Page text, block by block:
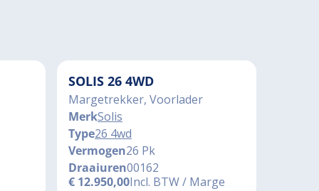
SOLIS 26 4WD
Margetrekker, Voorlader
MerkSolis
Type26 4wd
Vermogen26 Pk
Draaiuren00162
€ 12.950,00Incl. BTW / Marge